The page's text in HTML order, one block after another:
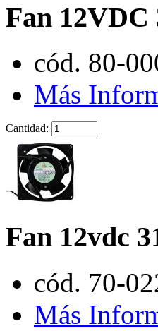
Fan
cód. 80-
Más
Cantidad:
Fan 12vdc
cód. 70-
Más